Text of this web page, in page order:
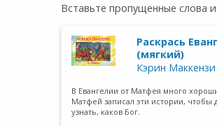
Вставьте пропущенные слова
Раскрась
(мягкий)
Кэрин Маккензи
В Евангелии от Матфея много
Матфей записал эти истории, чтобы
узнать, каков Бог.